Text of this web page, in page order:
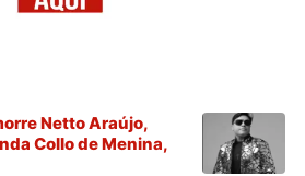
Netto Araújo,
Collo de Menina,